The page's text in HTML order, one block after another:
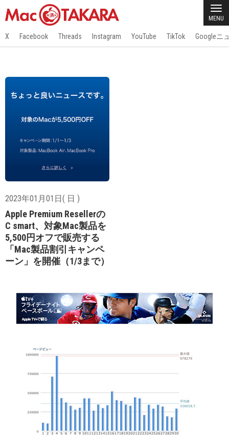
MENU
X Facebook Threads Instagram YouTube TikTok Googleニ
2023年01月01日( 日 )
Apple Premium Resellerの
C smart、対象Mac製品を
5,500円オフで販売する
「Mac製品割引キャンペ
ーン」を開催（1/3まで）